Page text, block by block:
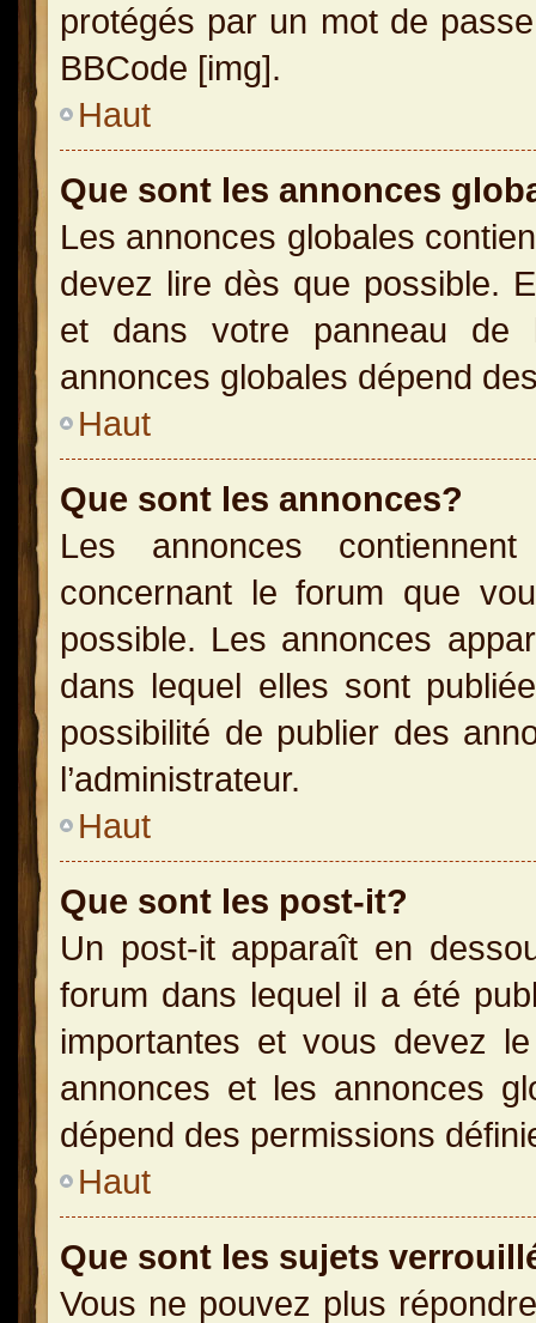
protégés par un mot de
BBCode [img].
Haut
Que sont les annonces
Les annonces globales
devez lire dès que possible.
et dans votre panneau de
annonces globales dépend
Haut
Que sont les annonces?
Les annonces
concernant le forum que
possible. Les annonces
dans lequel elles sont
possibilité de publier des
l’administrateur.
Haut
Que sont les post-it?
Un post-it apparaît en
forum dans lequel il a été
importantes et vous devez
annonces et les annonces
dépend des permissions
Haut
Que sont les sujets
Vous ne pouvez plus